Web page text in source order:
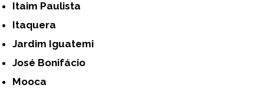
Itaim Paulista
Itaquera
Jardim Iguatemi
José Bonifácio
Mooca